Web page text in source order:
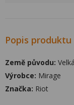
Popis produktu
Země původu:
Výrobce: Mirage
Značka: Riot